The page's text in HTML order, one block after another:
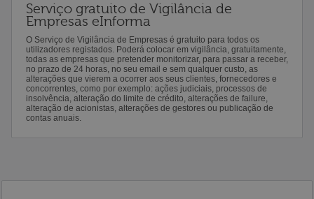
Serviço gratuito de Vigilância de
Empresas eInforma
O Serviço de Vigilância de Empresas é gratuito para todos os
utilizadores registados. Poderá colocar em vigilância, gratuitamente,
todas as empresas que pretender monitorizar, para passar a receber,
no prazo de 24 horas, no seu email e sem qualquer custo, as
alterações que vierem a ocorrer aos seus clientes, fornecedores e
concorrentes, como por exemplo: ações judiciais, processos de
insolvência, alteração do limite de crédito, alterações de failure,
alteração de acionistas, alterações de gestores ou publicação de
contas anuais.